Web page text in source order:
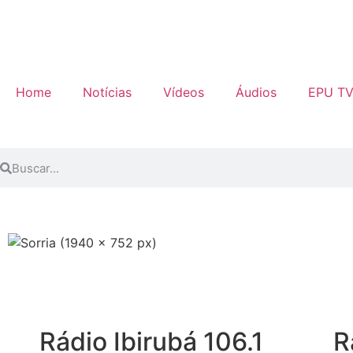
Home Notícias Vídeos Áudios EPU TV
Rádio Ibirubá 106.1